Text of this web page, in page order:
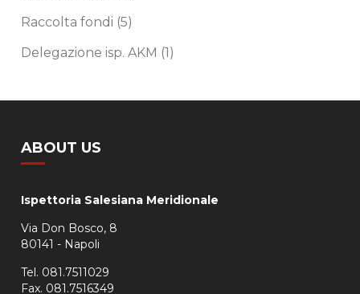
Raccolta fondi (5)
Delegazione isp. AKM (1)
ABOUT US
Ispettoria Salesiana Meridionale
Via Don Bosco, 8
80141 - Napoli
Tel. 081.7511029
Fax. 081.7516349